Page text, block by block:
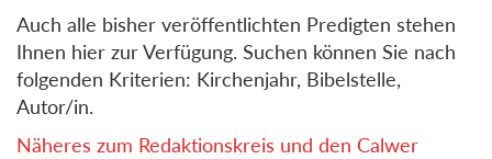
Auch alle bisher veröffentlichten Predigten stehen
Ihnen hier zur Verfügung. Suchen können Sie nach
folgenden Kriterien: Kirchenjahr, Bibelstelle,
Autor/in.
Näheres zum Redaktionskreis und den Calwer